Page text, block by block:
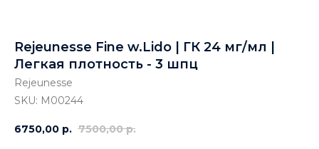
Rejeunesse Fine w.Lido | ГК 24 мг/мл |
Легкая плотность - 3 шпц
Rejeunesse
SKU: М00244
6750,00 р. 7500,00 р.